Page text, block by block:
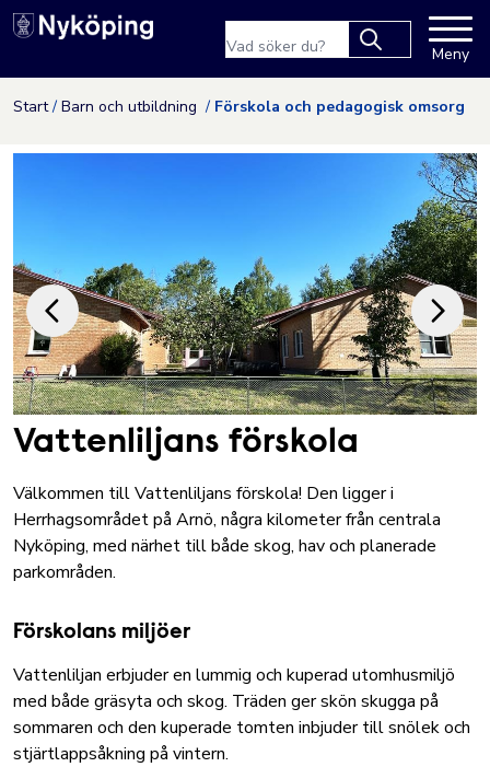
Hoppa till innehåll
Nyköpings kommuns
results.
Meny
Start Barn och utbildning Förskola och pedagogisk omsorg
Vattenliljans förskola
Välkommen till Vattenliljans förskola! Den ligger i
Herrhagsområdet på Arnö, några kilometer från centrala
Nyköping, med närhet till både skog, hav och planerade
parkområden.
Förskolans miljöer
Vattenliljan erbjuder en lummig och kuperad utomhusmiljö
med både gräsyta och skog. Träden ger skön skugga på
sommaren och den kuperade tomten inbjuder till snölek och
stjärtlappsåkning på vintern.